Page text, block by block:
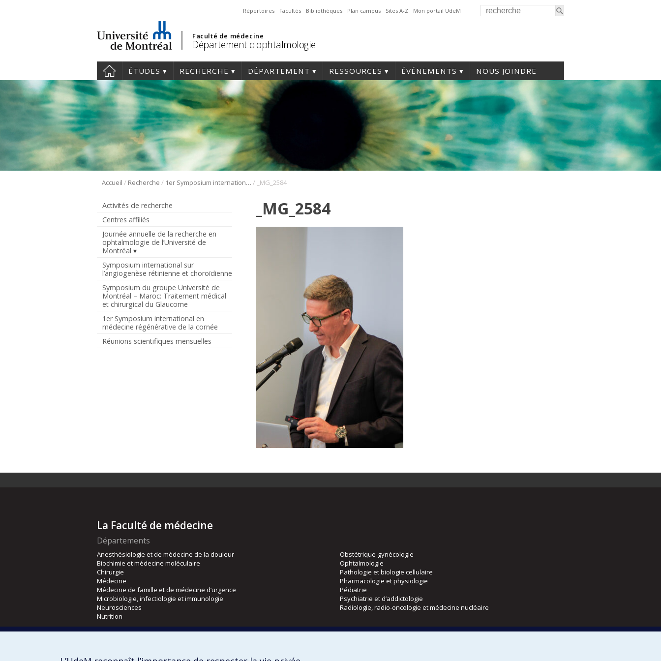
Répertoires Facultés Bibliothèques Plan campus Sites A-Z Mon portail UdeM
Faculté de médecine
Département d'ophtalmologie
ÉTUDES RECHERCHE DÉPARTEMENT RESSOURCES ÉVÉNEMENTS NOUS JOINDRE
Accueil / Recherche / 1er Symposium international en médecine régénérative de la cornée / _MG_2584
Activités de recherche
Centres affiliés
Journée annuelle de la recherche en
ophtalmologie de l’Université de
Montréal
Symposium international sur
l’angiogenèse rétinienne et choroïdienne
Symposium du groupe Université de
Montréal – Maroc: Traitement médical
et chirurgical du Glaucome
1er Symposium international en
médecine régénérative de la cornée
Réunions scientifiques mensuelles
_MG_2584
La Faculté de médecine
Départements
Anesthésiologie et de médecine de la douleur
Biochimie et médecine moléculaire
Chirurgie
Médecine
Médecine de famille et de médecine d’urgence
Microbiologie, infectiologie et immunologie
Neurosciences
Nutrition
Obstétrique-gynécologie
Ophtalmologie
Pathologie et biologie cellulaire
Pharmacologie et physiologie
Pédiatrie
Psychiatrie et d’addictologie
Radiologie, radio-oncologie et médecine nucléaire